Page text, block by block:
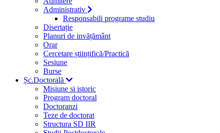
Administrativ
Responsabili programe studiu
Disertație
Planuri de invățământ
Orar
Cercetare științifică/Practică
Sesiune
Burse
Șc.Doctorală
Misiune si istoric
Program doctoral
Doctoranzi
Teze de doctorat
Structura SD IIR